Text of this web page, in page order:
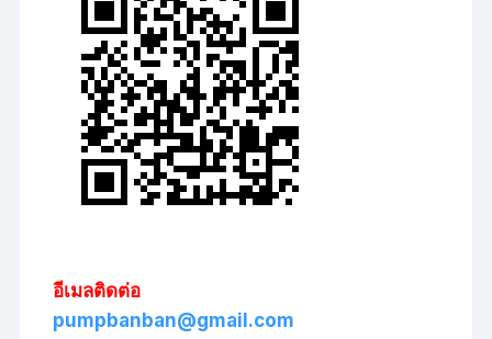
อีเมลติดต่อ
pumpbanban@gmail.com